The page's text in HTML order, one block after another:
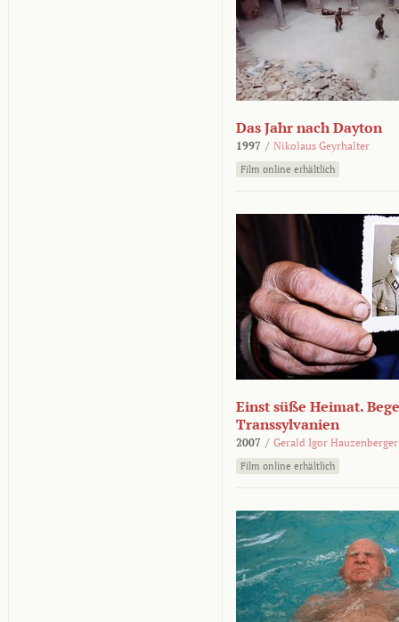
Das Jahr nach Dayton
1997 / Nikolaus Geyrhalter
Film online erhältlich
Einst süße Heimat.
Transsylvanien
2007 / Gerald Igor Hauzenberger
Film online erhältlich